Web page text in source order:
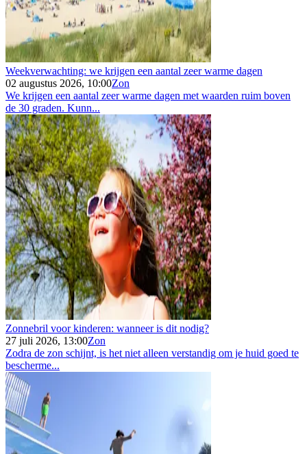
Weekverwachting: we krijgen een aantal zeer warme dagen
02 augustus 2026, 10:00Zon
We krijgen een aantal zeer warme dagen met waarden ruim boven
de 30 graden. Kunn...
Zonnebril voor kinderen: wanneer is dit nodig?
27 juli 2026, 13:00Zon
Zodra de zon schijnt, is het niet alleen verstandig om je huid goed te
bescherme...